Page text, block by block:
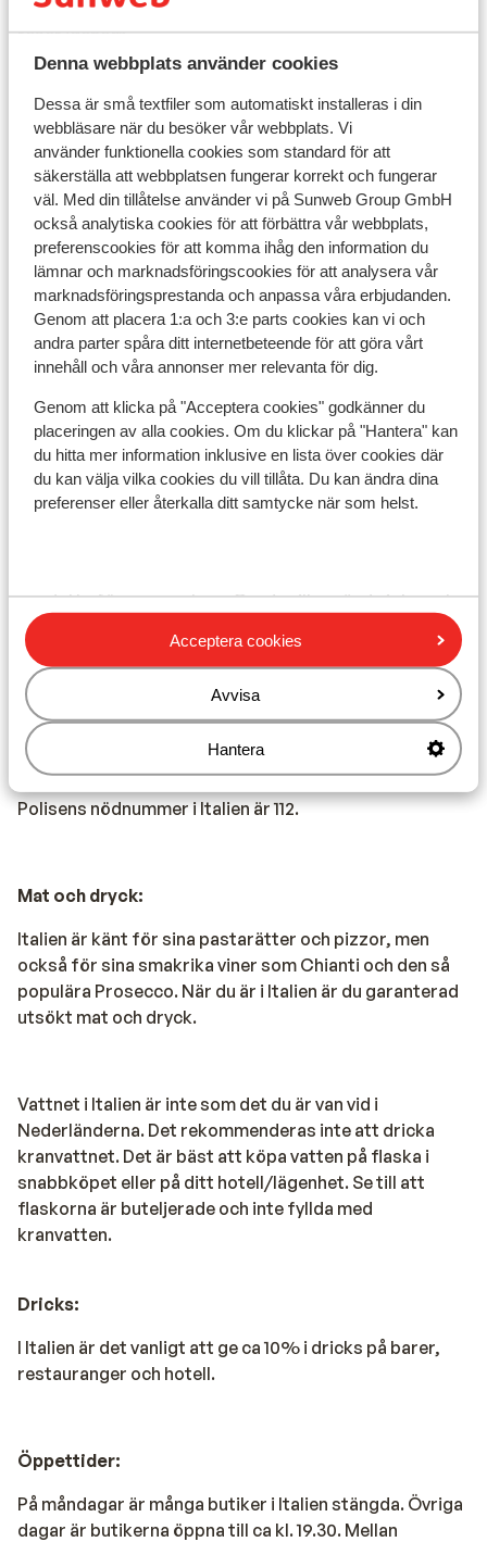
Denna webbplats använder cookies
Dessa är små textfiler som automatiskt installeras i din
webbläsare när du besöker vår webbplats. Vi
använder funktionella cookies som standard för att
säkerställa att webbplatsen fungerar korrekt och fungerar
väl. Med din tillåtelse använder vi på Sunweb Group GmbH
också analytiska cookies för att förbättra vår webbplats,
preferenscookies för att komma ihåg den information du
lämnar och marknadsföringscookies för att analysera vår
marknadsföringsprestanda och anpassa våra erbjudanden.
Genom att placera 1:a och 3:e parts cookies kan vi och
andra parter spåra ditt internetbeteende för att göra vårt
innehåll och våra annonser mer relevanta för dig.
Genom att klicka på "Acceptera cookies" godkänner du
placeringen av alla cookies. Om du klickar på "Hantera" kan
du hitta mer information inklusive en lista över cookies där
du kan välja vilka cookies du vill tillåta. Du kan ändra dina
preferenser eller återkalla ditt samtycke när som helst.
Acceptera cookies
Avvisa
Hantera
ambassaden i det land du vill resa till och de länder du
reser igenom.
Att resa med rätt dokument är ditt eget ansvar.
Sunweb kan inte hållas ansvarigt för detta.
Reseledare:
Sicilien: Det finns ingen Sunweb-reseledare i regionen
Sicilien. Du kommer att tas om hand av en
engelsktalande lokal representant här.
Kalabrien: det finns ingen Sunweb-reseledare i
regionen Kalabrien. Du kommer att tas om hand av vår
lokala engelsktalande representant här.
Telefoni:
Du kan använda din mobiltelefon för att ringa
om detta före semestern. Om du vill använda internet
via din telefon rekommenderar vi att du gör det via ett
trådlöst nätverk. Stäng också alltid av dataroaming när
du är utomlands.
Nödnummer:
Polisens nödnummer i Italien är 112.
Mat och dryck:
Italien är känt för sina pastarätter och pizzor, men
också för sina smakrika viner som Chianti och den så
populära Prosecco. När du är i Italien är du garanterad
utsökt mat och dryck.
Vattnet i Italien är inte som det du är van vid i
Nederländerna. Det rekommenderas inte att dricka
kranvattnet. Det är bäst att köpa vatten på flaska i
snabbköpet eller på ditt hotell/lägenhet. Se till att
flaskorna är buteljerade och inte fyllda med
kranvatten.
Dricks:
I Italien är det vanligt att ge ca 10% i dricks på barer,
restauranger och hotell.
Öppettider:
På måndagar är många butiker i Italien stängda. Övriga
dagar är butikerna öppna till ca kl. 19.30. Mellan